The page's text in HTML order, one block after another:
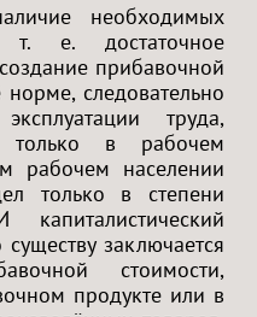
необходимых
т. е. достаточное
прибавочной
следовательно
труда,
только в рабочем
рабочем населении
только в степени
заключается
стоимости,
продукте или в